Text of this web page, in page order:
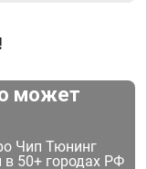
может
Чип Тюнинг
50+ городах РФ